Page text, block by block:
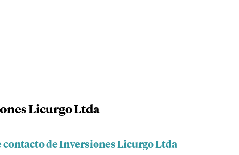
Licurgo Ltda
contacto de Inversiones Licurgo Ltda